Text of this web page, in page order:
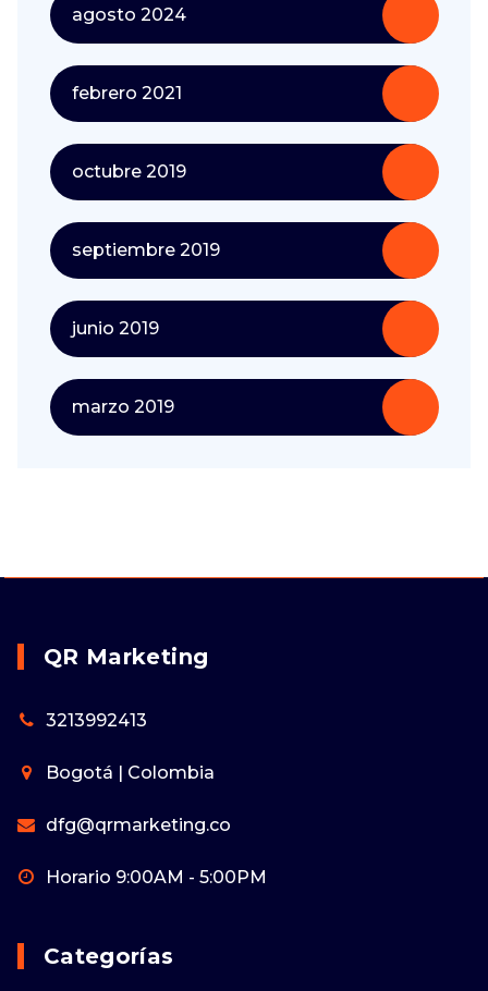
agosto 2024
febrero 2021
octubre 2019
septiembre 2019
junio 2019
marzo 2019
QR Marketing
3213992413
Bogotá | Colombia
dfg@qrmarketing.co
Horario 9:00AM - 5:00PM
Categorías